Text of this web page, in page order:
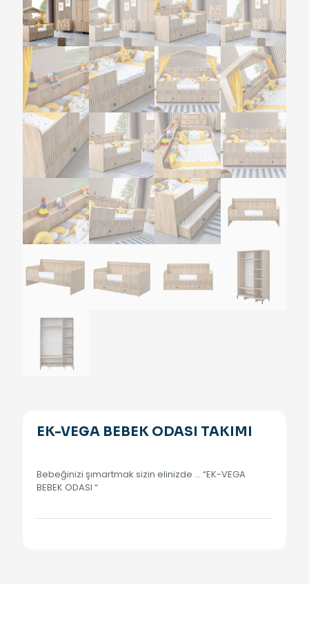
EK-VEGA BEBEK ODASI TAKIMI
Bebeğinizi şımartmak sizin elinizde … “EK-VEGA
BEBEK ODASI “